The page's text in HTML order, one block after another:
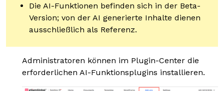
Die AI-Funktionen befinden sich in der Beta-
Version; von der AI generierte Inhalte dienen
ausschließlich als Referenz.
Administratoren können im Plugin-Center die
erforderlichen AI-Funktionsplugins installieren.